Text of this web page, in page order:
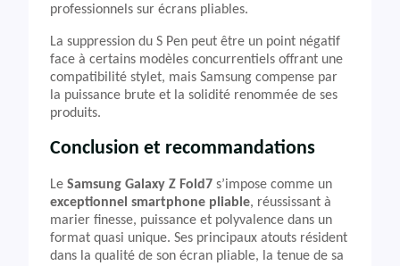
professionnels sur écrans pliables.
La suppression du S Pen peut être un point négatif
face à certains modèles concurrentiels offrant une
compatibilité stylet, mais Samsung compense par
la puissance brute et la solidité renommée de ses
produits.
Conclusion et recommandations
Le Samsung Galaxy Z Fold7 s’impose comme un
exceptionnel smartphone pliable, réussissant à
marier finesse, puissance et polyvalence dans un
format quasi unique. Ses principaux atouts résident
dans la qualité de son écran pliable, la tenue de sa